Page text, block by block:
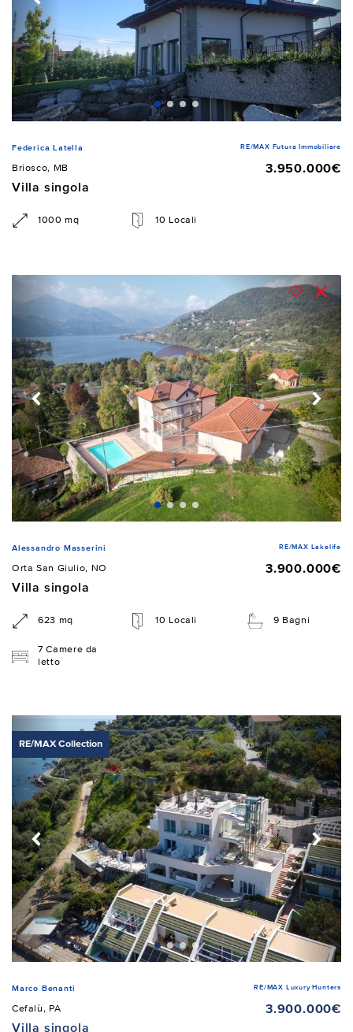
Federica Latella RE/MAX Futura Immobiliare
Briosco, MB
3.950.000€
Villa singola
1000 mq 10 Locali
Alessandro Masserini RE/MAX Lakelife
Orta San Giulio, NO
3.900.000€
Villa singola
623 mq 10 Locali 9 Bagni
7 Camere da
letto
RE/MAX Collection
Marco Benanti RE/MAX Luxury Hunters
Cefalù, PA
3.900.000€
Villa singola